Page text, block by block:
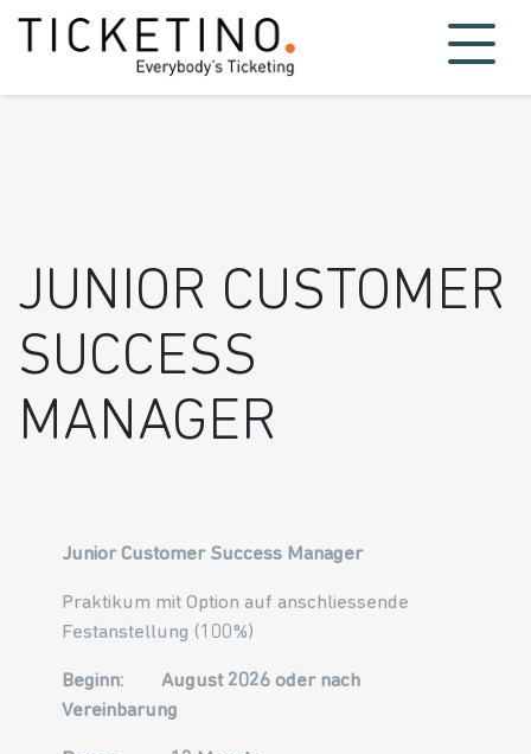
JUNIOR CUSTOMER
SUCCESS
MANAGER
Junior Customer Success Manager
Praktikum mit Option auf anschliessende
Festanstellung (100%)
Beginn: August 2026 oder nach
Vereinbarung